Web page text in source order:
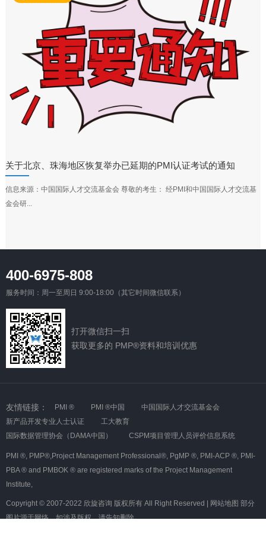
关于北京、珠海地区恢复举办已延期的PMI认证考试的通知
信息来源：中国国际人才交流基金会 尊敬的考生： 经PMI和中国国际人才交流基
金会研...
400-6975-808
服务时间：周一至周日 9:00-18:00（其它时间微信联系）
打开微信扫一扫
获取更多的 PMP®资料和培训优惠
友情链接： PMI ® PMI ®中国
中国国际人才交流基金会
新产品开发专业人士认证
工大教育
国际数据管理协会（DAMA中国）
CSPM项目管理人员评价信息系统
PMI ®, PMP®,Project Management Professional®, PgMP ®, PMI-ACP ®, PMI-
PBA ® and PMBOK ® are registered marks of the Project Management
Institute,
Copyright © 2007-2022 欣旋咨询 版权所有 All Right Reserved | 网站地图 部分
图片源于网络，如涉及版权，请告知删除